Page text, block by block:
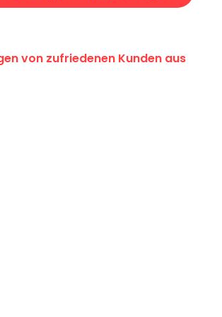
von zufriedenen Kunden aus